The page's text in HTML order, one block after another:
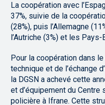
La coopération avec
37%, suivie de la
(28%), puis l’Allemagne
l’Autriche (3%) et les Pays-
Pour la coopération dans
technique et de l’échange
la DGSN a achevé cette
et d’équipement du
policière à Ifrane. Cette